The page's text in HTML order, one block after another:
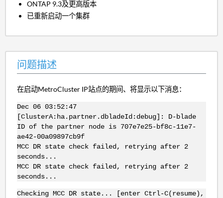
ONTAP 9.3及更高版本
已重新启动一个集群
问题描述
在启动MetroCluster IP站点的期间、将显示以下消息：
Dec 06 03:52:47
[ClusterA:ha.partner.dbladeId:debug]: D-blade
ID of the partner node is 707e7e25-bf8c-11e7-
ae42-00a09897cb9f
MCC DR state check failed, retrying after 2
seconds...
MCC DR state check failed, retrying after 2
seconds...
Checking MCC DR state... [enter Ctrl-C(resume),